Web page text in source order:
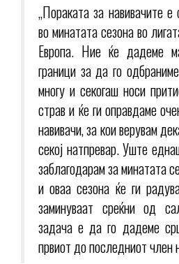
„Пораката за навивачите
во минатата сезона во
Европа. Ние ќе дадеме
граници за да го
многу и секогаш носи
страв и ќе ги оправдаме
навивачи, за кои верувам
секој натпревар. Уште
заблагодарам за минатата
и оваа сезона ќе ги
заминуваат среќни од
задача е да го дадеме
првиот до последниот член